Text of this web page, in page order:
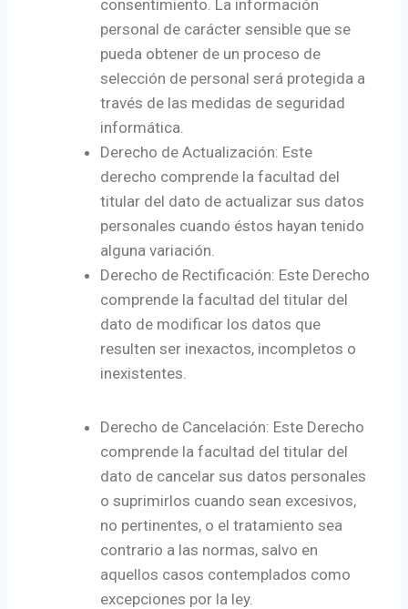
consentimiento. La información
personal de carácter sensible que se
pueda obtener de un proceso de
selección de personal será protegida a
través de las medidas de seguridad
informática.
Derecho de Actualización: Este
derecho comprende la facultad del
titular del dato de actualizar sus datos
personales cuando éstos hayan tenido
alguna variación.
Derecho de Rectificación: Este Derecho
comprende la facultad del titular del
dato de modificar los datos que
resulten ser inexactos, incompletos o
inexistentes.
Derecho de Cancelación: Este Derecho
comprende la facultad del titular del
dato de cancelar sus datos personales
o suprimirlos cuando sean excesivos,
no pertinentes, o el tratamiento sea
contrario a las normas, salvo en
aquellos casos contemplados como
excepciones por la ley.